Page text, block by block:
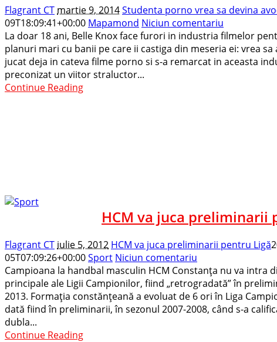
Flagrant CT martie 9, 2014Studenta porno vrea sa devina
09T18:09:41+00:00 Mapamond Niciun comentariu
La doar 18 ani, Belle Knox face furori in industria filmelor
planuri mari cu banii pe care ii castiga din meseria ei: vrea sa
jucat deja in cateva filme porno si s-a remarcat in aceasta
preconizat un viitor straluctor...
Continue Reading
HCM va juca preliminarii
Flagrant CT iulie 5, 2012 HCM va juca preliminarii pentru Ligă
05T07:09:26+00:00Sport Niciun comentariu
Campioana la handbal masculin HCM Constanţa nu va intra
principale ale Ligii Campionilor, fiind „retrogradată” în
2013. Formaţia constănţeană a evoluat de 6 ori în Liga
dată fiind în preliminarii, în sezonul 2007-2008, când s-a
dubla...
Continue Reading